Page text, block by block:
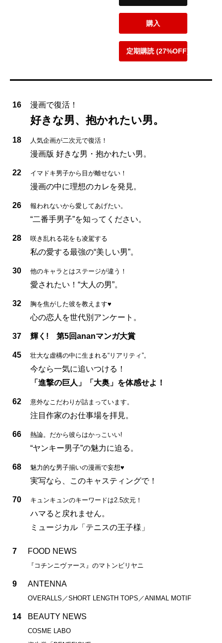
購入
定期購読 (27%OFF)
16 漫画で復活！
好きな男、抱かれたい男。
18 人気企画が二次元で復活！
漫画版 好きな男・抱かれたい男。
22 イマドキ男子から目が離せない！
漫画の中に理想のカレを発見。
26 報われないから愛してあげたい。
“二番手男子”を知ってください。
28 咲き乱れる花をも凌駕する
私の愛する最強の“美しい男”。
30 他のキャラとはステージが違う！
愛されたい！“大人の男”。
32 胸を焦がした彼を教えます♥
心の恋人を世代別アンケート。
37 輝く! 第5回ananマンガ大賞
45 壮大な虚構の中に生まれる“リアリティ”。
今なら一気に追いつける！
「進撃の巨人」「大奥」を体感せよ！
62 意外なこだわりが詰まっています。
注目作家のお仕事場を拝見。
66 熱論。だから彼らはかっこいい!
“ヤンキー男子”の魅力に迫る。
68 魅力的な男子揃いの漫画で妄想♥
実写なら、このキャスティングで！
70 キュンキュンのキーワードは2.5次元！
ハマると戻れません。
ミュージカル「テニスの王子様」
7 FOOD NEWS
『コチンニヴァース』のマトンビリヤニ
9 ANTENNA
OVERALLS／SHORT LENGTH TOPS／ANIMAL MOTIF
14 BEAUTY NEWS
COSME LABO